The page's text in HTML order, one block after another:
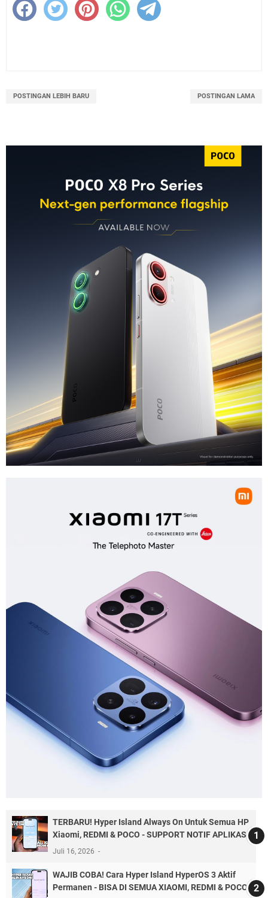
POSTINGAN LEBIH BARU POSTINGAN LAMA
TERBARU! Hyper Island Always On Untuk Semua HP
Xiaomi, REDMI & POCO - SUPPORT NOTIF APLIKASI
Juli 16, 2026
WAJIB COBA! Cara Hyper Island HyperOS 3 Aktif
Permanen - BISA DI SEMUA XIAOMI, REDMI & POCO